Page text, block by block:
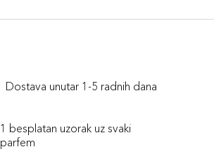
Dostava unutar 1-5 radnih dana
1 besplatan uzorak uz svaki
parfem